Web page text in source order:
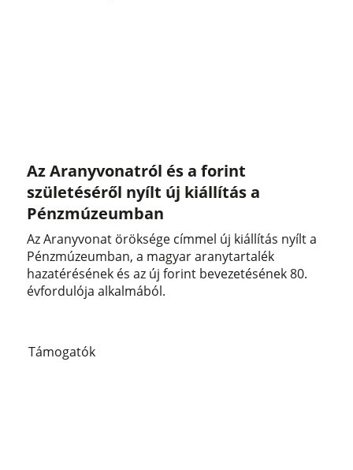
Az Aranyvonatról és a forint
születéséről nyílt új kiállítás a
Pénzmúzeumban
Az Aranyvonat öröksége címmel új kiállítás nyílt a
Pénzmúzeumban, a magyar aranytartalék
hazatérésének és az új forint bevezetésének 80.
évfordulója alkalmából.
Támogatók